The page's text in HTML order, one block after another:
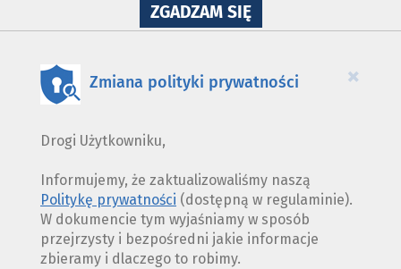
ZGADZAM SIĘNA
WYKORZYSTANIE
×
Zmiana polityki prywatności
Drogi Użytkowniku,
Informujemy, że zaktualizowaliśmy naszą
Politykę prywatności (dostępną w regulaminie).
W dokumencie tym wyjaśniamy w sposób
przejrzysty i bezpośredni jakie informacje
zbieramy i dlaczego to robimy.